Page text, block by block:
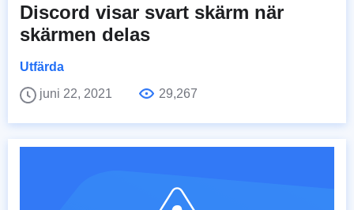
Discord visar svart skärm när
skärmen delas
Utfärda
juni 22, 2021
29,267